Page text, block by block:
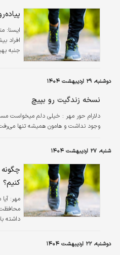
ايسنا:
افراد
جنبه‌
دوشنبه، ۲۹ اردیبهشت ۱۴۰۴
نسخه زندگیت رو بپیچ
دلارام حور مهر : خیلی دلم میخواست
وجود نداشت و هامون همیشه تنها
شنبه، ۲۷ اردیبهشت ۱۴۰۴
کنیم؟
مهر:
داشته
دوشنبه، ۲۲ اردیبهشت ۱۴۰۴